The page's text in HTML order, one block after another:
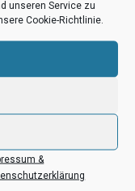
unseren Service zu
Cookie-Richtlinie.
&